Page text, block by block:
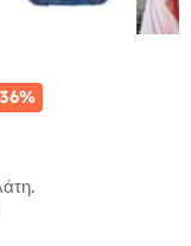
36%